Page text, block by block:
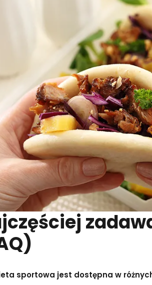
sportowa jest dostępna w